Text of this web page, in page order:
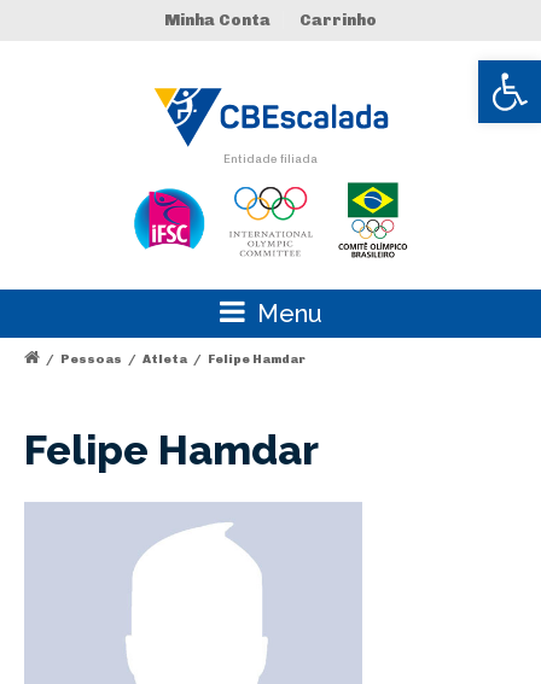
Abrir
Minha Conta Carrinho
Entidade filiada
Menu
/ Pessoas / Atleta / Felipe Hamdar
Felipe Hamdar